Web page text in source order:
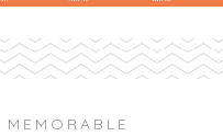
MEMORABLE